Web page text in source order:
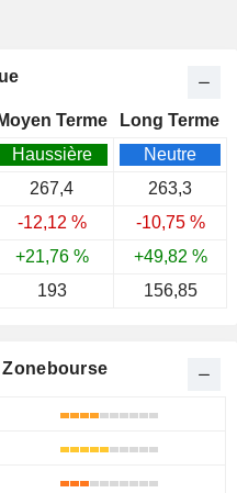
Moyen Terme
Long Terme
Haussière
Neutre
267,4
263,3
-12,12 %
-10,75 %
+21,76 %
+49,82 %
193 156,85